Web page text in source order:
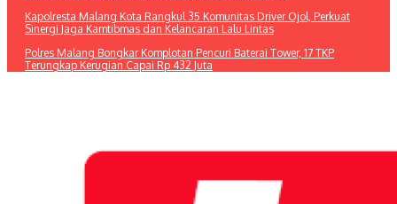
Kapolresta Malang Kota Rangkul 35 Komunitas Driver Ojol, Perkuat
Sinergi Jaga Kamtibmas dan Kelancaran Lalu Lintas
Polres Malang Bongkar Komplotan Pencuri Baterai Tower, 17 TKP
Terungkap Kerugian Capai Rp 432 Juta